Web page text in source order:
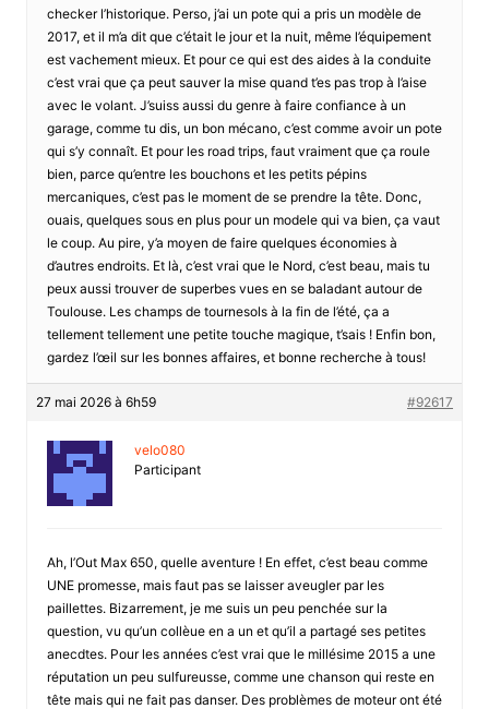
checker l’historique. Perso, j’ai un pote qui a pris un modèle de
2017, et il m’a dit que c’était le jour et la nuit, même l’équipement
est vachement mieux. Et pour ce qui est des aides à la conduite
c’est vrai que ça peut sauver la mise quand t’es pas trop à l’aise
avec le volant. J’suiss aussi du genre à faire confiance à un
garage, comme tu dis, un bon mécano, c’est comme avoir un pote
qui s’y connaît. Et pour les road trips, faut vraiment que ça roule
bien, parce qu’entre les bouchons et les petits pépins
mercaniques, c’est pas le moment de se prendre la tête. Donc,
ouais, quelques sous en plus pour un modele qui va bien, ça vaut
le coup. Au pire, y’a moyen de faire quelques économies à
d’autres endroits. Et là, c’est vrai que le Nord, c’est beau, mais tu
peux aussi trouver de superbes vues en se baladant autour de
Toulouse. Les champs de tournesols à la fin de l’été, ça a
tellement tellement une petite touche magique, t’sais ! Enfin bon,
gardez l’œil sur les bonnes affaires, et bonne recherche à tous!
27 mai 2026 à 6h59 #92617
velo080
Participant
Ah, l’Out Max 650, quelle aventure ! En effet, c’est beau comme
UNE promesse, mais faut pas se laisser aveugler par les
paillettes. Bizarrement, je me suis un peu penchée sur la
question, vu qu’un collèue en a un et qu’il a partagé ses petites
anecdtes. Pour les années c’est vrai que le millésime 2015 a une
réputation un peu sulfureusse, comme une chanson qui reste en
tête mais qui ne fait pas danser. Des problèmes de moteur ont été